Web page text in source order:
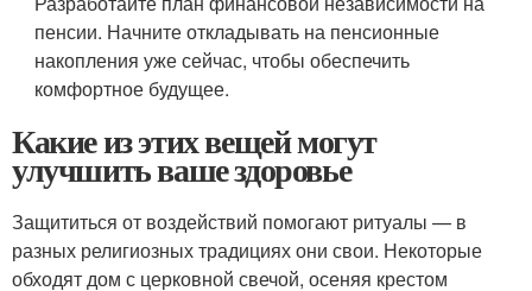
пенсии. Начните откладывать на пенсионные
накопления уже сейчас, чтобы обеспечить
комфортное будущее.
Какие из этих вещей могут
улучшить ваше здоровье
Защититься от воздействий помогают ритуалы — в
разных религиозных традициях они свои. Некоторые
обходят дом с церковной свечой, осеняя крестом